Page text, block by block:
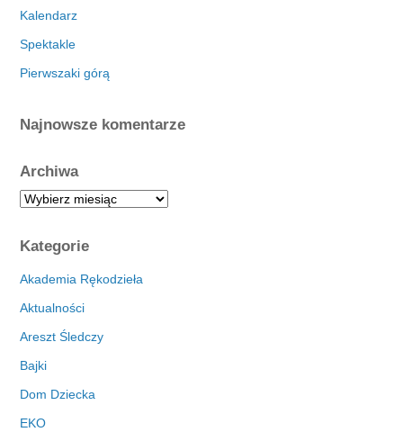
Kalendarz
Spektakle
Pierwszaki górą
Najnowsze komentarze
Archiwa
A
h
i
a
Kategorie
Akademia Rękodzieła
Aktualności
Areszt Śledczy
Bajki
Dom Dziecka
EKO